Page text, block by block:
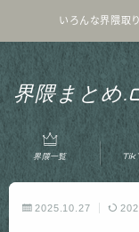
いろんな界隈取
界隈まとめ
MENU
ホーム
プライバシーポ
界隈一覧
2025.10.27